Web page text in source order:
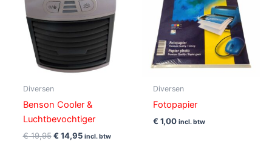
Diversen
Benson Cooler &
Luchtbevochtiger
€19,95 € 14,95 incl. btw
Diversen
Fotopapier
€ 1,00 incl. btw